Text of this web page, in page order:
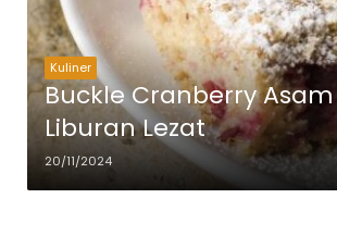
Kuliner
Buckle Cranberry
Liburan Lezat
20/11/2024